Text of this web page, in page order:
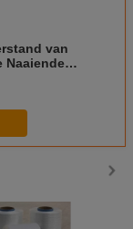
van
Naaiende